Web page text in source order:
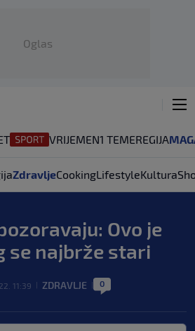
Oglas
VRIJEMEN1 TEMEREGIJA
ZdravljeCookingLifestyleKultura
Ovo je
se najbrže stari
11:39 ZDRAVLJE 0